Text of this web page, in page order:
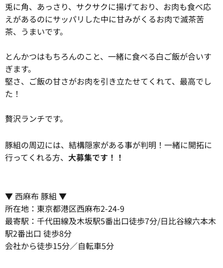
兎に角、あっさり、サクサクに揚げており、お肉も食べ応
えがあるのにサッパリした中に甘みがくるお肉で滅茶苦
茶、うまいです。
とんかつはもちろんのこと、一緒に食べる白ご飯が合いす
ぎます。
堅さ、ご飯の甘さがお肉を引き立たせてくれて、最高でし
た！
贅沢ランチです。
豚組の周辺には、結構隠家がある事が判明！一緒に開拓に
行ってくれる方、 大募集です！！
▼ 西麻布 豚組 ▼
所在地：東京都港区西麻布2-24-9
最寄駅：千代田線及木坂駅5番出口徒歩7分/日比谷線六本木
駅2番出口 徒歩8分
会社から徒歩15分／自転車5分